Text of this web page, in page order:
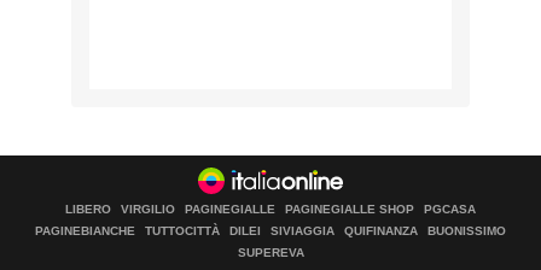
LIBERO VIRGILIO PAGINEGIALLE PAGINEGIALLE SHOP
PGCASA
PAGINEBIANCHE
TUTTOCITTÀ DILEI SIVIAGGIA QUIFINANZA
BUONISSIMO
SUPEREVA